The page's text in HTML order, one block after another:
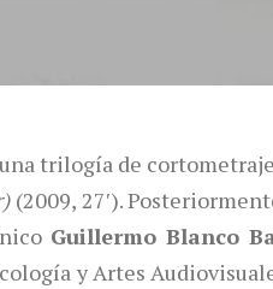
trilogía de
(2009, 27′).
Guillermo Blanco
y Artes